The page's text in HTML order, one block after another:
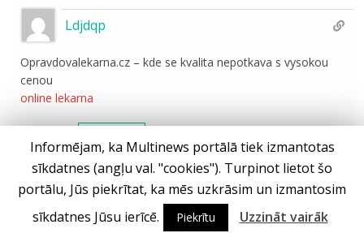
Ldjdqp
Opravdovalekarna.cz – kde se kvalita nepotkava s vysokou
cenou
online lekarna
5 mēneši pirms
Ielādēt vēl
Informējam, ka Multinews portālā tiek izmantotas
sīkdatnes (angļu val. "cookies"). Turpinot lietot šo
portālu, Jūs piekrītat, ka mēs uzkrāsim un izmantosim
sīkdatnes Jūsu ierīcē.
Piekrītu Uzzināt vairāk